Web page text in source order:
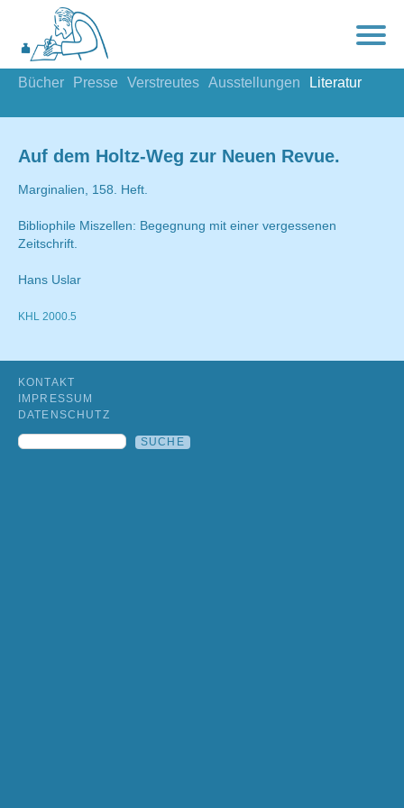
Bücher Presse Verstreutes Ausstellungen Literatur
Auf dem Holtz-Weg zur Neuen Revue.
Marginalien, 158. Heft.
Bibliophile Miszellen: Begegnung mit einer vergessenen
Zeitschrift.
Hans Uslar
KHL 2000.5
KONTAKT
IMPRESSUM
DATENSCHUTZ